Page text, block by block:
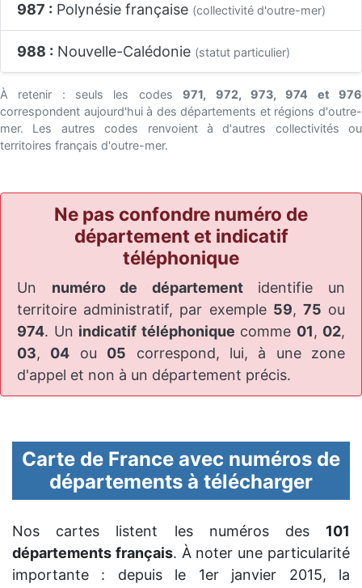
987 : Polynésie française (collectivité d'outre-mer)
988 : Nouvelle-Calédonie (statut particulier)
À retenir : seuls les codes971, 972, 973, 974 et 976
correspondent aujourd'hui à des départements et régions d'outre-
mer. Les autres codes renvoient à d'autres collectivités ou
territoires français d'outre-mer.
Ne pas confondre numéro de
département et indicatif
téléphonique
Un numéro de départementidentifie un
territoire administratif, par exemple 59, 75 ou
974. Un indicatif téléphonique comme 01, 02,
03, 04 ou 05 correspond, lui, à une zone
d'appel et non à un département précis.
Carte de France avec numéros de
départements à télécharger
Nos cartes listent les numéros des 101
départements français. À noter une particularité
importante : depuis le 1er janvier 2015, la